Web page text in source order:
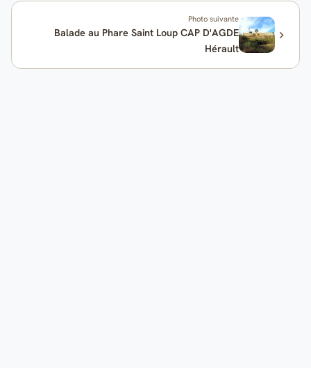
Photo suivante
Balade au Phare Saint Loup CAP D'AGDE
Hérault